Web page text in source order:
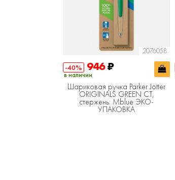
2076058
-40% 946₽
в наличии
Шариковая ручка Parker Jotter
ORIGINALS GREEN CT,
стержень: Mblue ЭКО-
УПАКОВКА